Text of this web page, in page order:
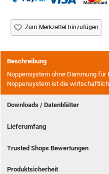
Zum Merkzettel hinzufügen
Beschreibung
Noppensystem ohne Dämmung für
Noppensystem ist die
Downloads / Datenblätter
Lieferumfang
Trusted Shops Bewertungen
Produktsicherheit